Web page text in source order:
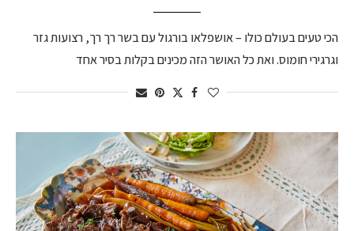
הכי טעים בעולם כולו – אושפלאו בורגול עם בשר רך רך, רצועות גזר
וגרגירי חומוס. ואת כל האושר הזה מכינים בקלות בסיר אחד